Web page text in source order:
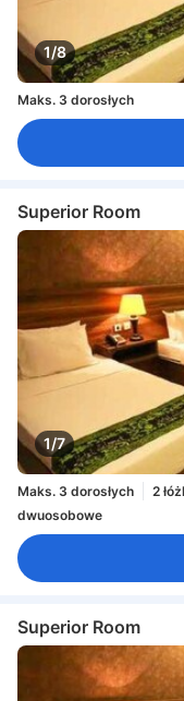
1/8
Maks. 3 dorosłych
Superior Room
1/7
Maks. 3 dorosłych
2
dwuosobowe
Superior Room